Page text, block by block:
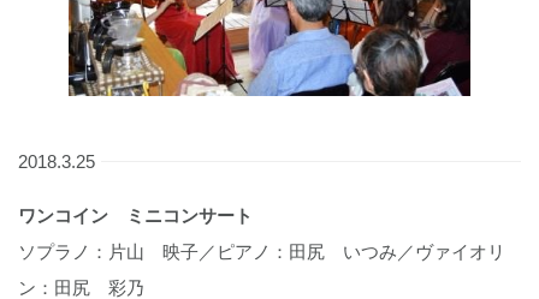
2018.3.25
ワンコイン ミニコンサート
ソプラノ：片山 映子／ピアノ：田尻 いつみ／ヴァイオリ
ン：田尻 彩乃